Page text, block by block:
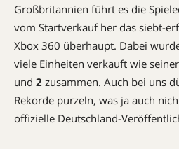
Großbritannien führt es die
vom Startverkauf her das siebt-
Xbox 360 überhaupt. Dabei
viele Einheiten verkauft wie
und 2 zusammen. Auch bei uns
Rekorde purzeln, was ja auch
offizielle Deutschland-